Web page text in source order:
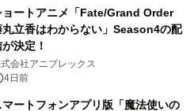
ョートアニメ「Fate/Grand Order
丸立香はわからない」Season4の配
決定！
会社アニプレックス
4日前
マートフォンアプリ版「魔法使いの